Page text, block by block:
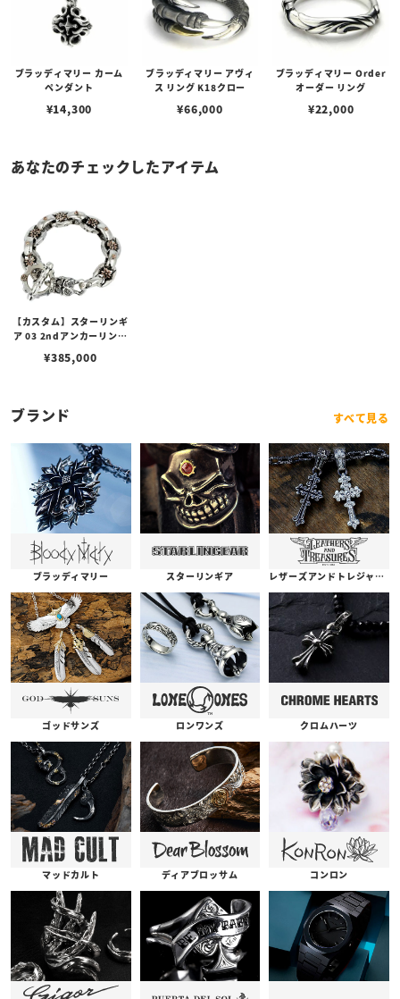
ブラッディマリー カーム
ペンダント
¥14,300
ブラッディマリー アヴィ
ス リング K18クロー
¥66,000
ブラッディマリー Order
オーダー リング
¥22,000
あなたのチェックしたアイテム
【カスタム】スターリンギ
ア 03 2ndアンカーリンク
ム/プレーンリンク/マイク
ビブレスレット
¥385,000
ブランド すべて見る
ブラッディマリー スターリンギア レザーズアンドトレジャーズ
ゴッドサンズ ロンワンズ クロムハーツ
マッドカルト ディアブロッサム コンロン